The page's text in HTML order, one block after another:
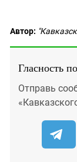
Автор:
Гласность
Отправь